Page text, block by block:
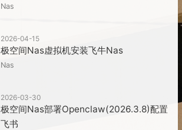
Nas
2026-04-15
极空间Nas虚拟机安装飞牛Nas
Nas
2026-03-30
极空间Nas部署Openclaw(2026.3.8)配置
飞书